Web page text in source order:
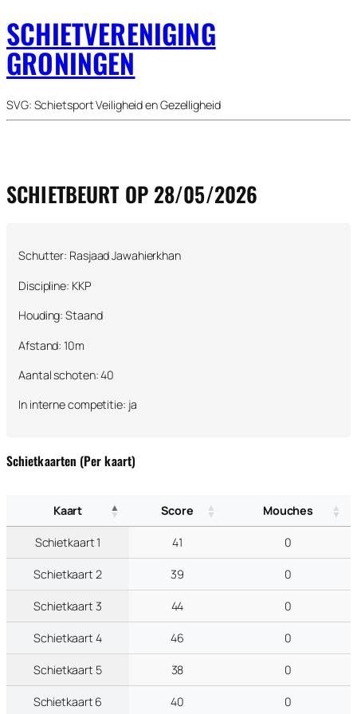
SCHIETVERENIGING
GRONINGEN
SVG: Schietsport Veiligheid en Gezelligheid
SCHIETBEURT OP 28/05/2026
Schutter: Rasjaad Jawahierkhan
Discipline: KKP
Houding: Staand
Afstand: 10m
Aantal schoten: 40
In interne competitie: ja
Schietkaarten (Per kaart)
Kaart Score Mouches
Schietkaart 1 41 0
Schietkaart 2 39 0
Schietkaart 3 44 0
Schietkaart 4 46 0
Schietkaart 5 38 0
Schietkaart 6 40 0